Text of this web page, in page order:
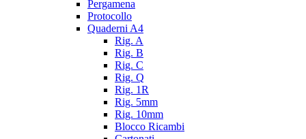
Pergamena
Protocollo
Quaderni A4
Rig. A
Rig. B
Rig. C
Rig. Q
Rig. 1R
Rig. 5mm
Rig. 10mm
Blocco Ricambi